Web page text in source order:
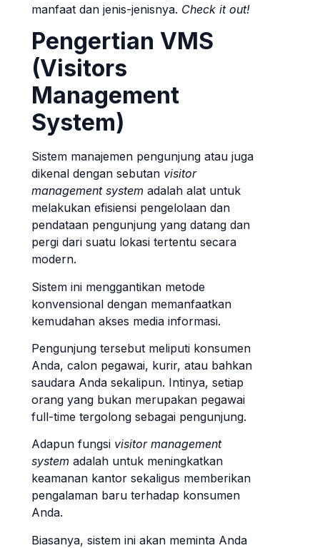
manfaat dan jenis-jenisnya. Check it out!
Pengertian VMS
(Visitors
Management
System)
Sistem manajemen pengunjung atau juga
dikenal dengan sebutan visitor
management system adalah alat untuk
melakukan efisiensi pengelolaan dan
pendataan pengunjung yang datang dan
pergi dari suatu lokasi tertentu secara
modern.
Sistem ini menggantikan metode
konvensional dengan memanfaatkan
kemudahan akses media informasi.
Pengunjung tersebut meliputi konsumen
Anda, calon pegawai, kurir, atau bahkan
saudara Anda sekalipun. Intinya, setiap
orang yang bukan merupakan pegawai
full-time tergolong sebagai pengunjung.
Adapun fungsi visitor management
system adalah untuk meningkatkan
keamanan kantor sekaligus memberikan
pengalaman baru terhadap konsumen
Anda.
Biasanya, sistem ini akan meminta Anda